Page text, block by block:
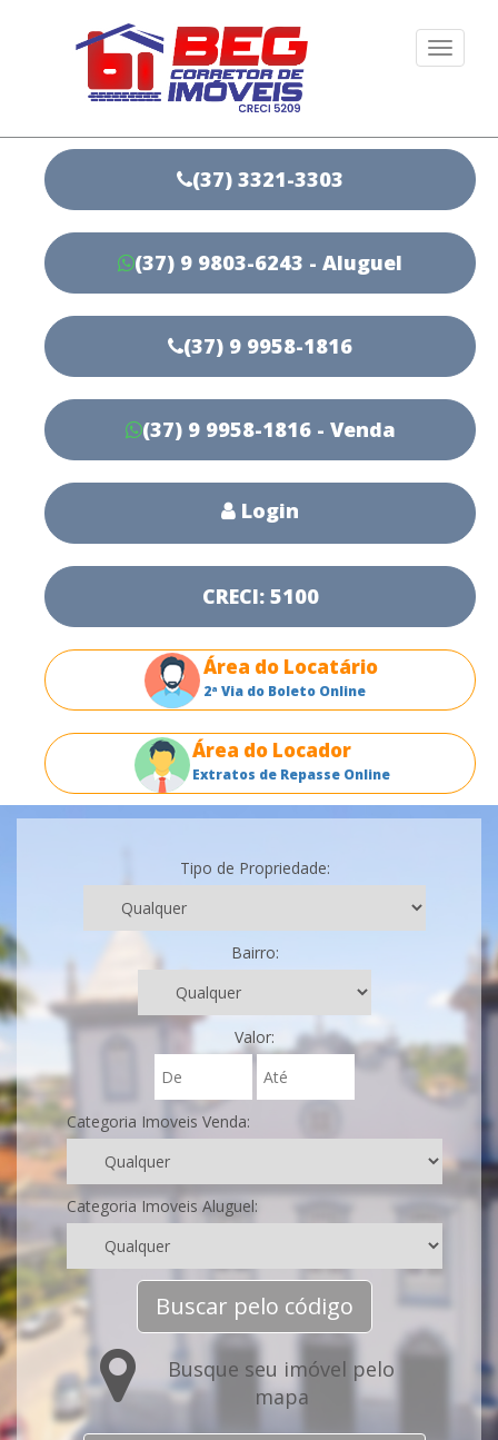
(37) 3321-3303
(37) 9 9803-6243 - Aluguel
(37) 9 9958-1816
(37) 9 9958-1816 - Venda
Login
CRECI: 5100
Área do Locatário
2ª Via do Boleto Online
Área do Locador
Extratos de Repasse Online
Tipo de Propriedade:
Bairro:
Valor:
Categoria Imoveis Venda:
Categoria Imoveis Aluguel:
Buscar pelo código
Busque seu imóvel pelo
mapa